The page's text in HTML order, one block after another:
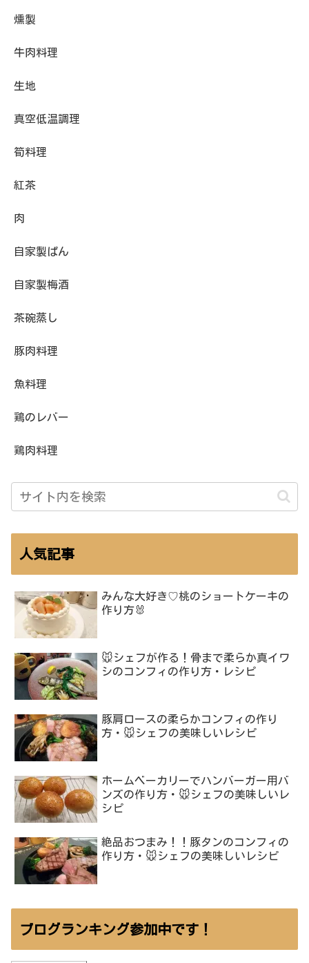
燻製
牛肉料理
生地
真空低温調理
筍料理
紅茶
肉
自家製ぱん
自家製梅酒
茶碗蒸し
豚肉料理
魚料理
鶏のレバー
鶏肉料理
人気記事
みんな大好き♡桃のショートケーキの
作り方🐰
🐭シェフが作る！骨まで柔らか真イワ
シのコンフィの作り方・レシピ
豚肩ロースの柔らかコンフィの作り
方・🐭シェフの美味しいレシピ
ホームベーカリーでハンバーガー用バ
ンズの作り方・🐭シェフの美味しいレ
シピ
絶品おつまみ！！豚タンのコンフィの
作り方・🐭シェフの美味しいレシピ
ブログランキング参加中です！